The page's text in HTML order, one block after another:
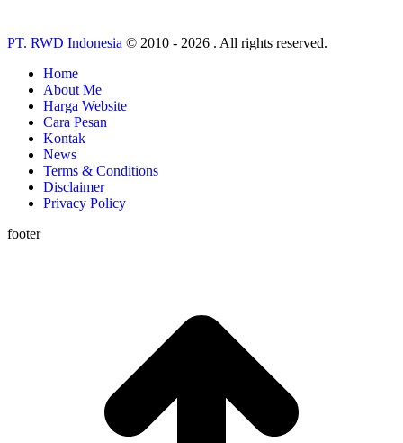
PT. RWD Indonesia © 2010 - 2026 . All rights reserved.
Home
About Me
Harga Website
Cara Pesan
Kontak
News
Terms & Conditions
Disclaimer
Privacy Policy
footer